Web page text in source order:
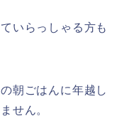
いらっしゃる方も
朝ごはんに年越し
せん。